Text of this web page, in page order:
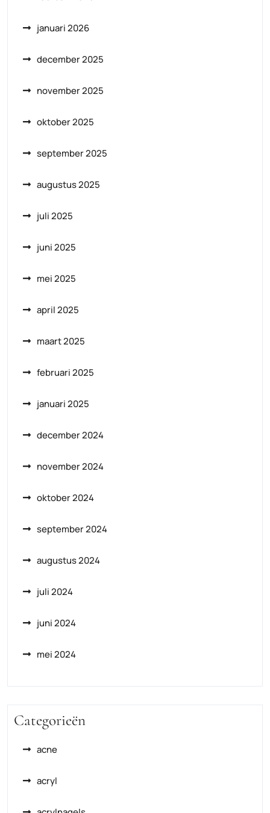
januari 2026
december 2025
november 2025
oktober 2025
september 2025
augustus 2025
juli 2025
juni 2025
mei 2025
april 2025
maart 2025
februari 2025
januari 2025
december 2024
november 2024
oktober 2024
september 2024
augustus 2024
juli 2024
juni 2024
mei 2024
Categorieën
acne
acryl